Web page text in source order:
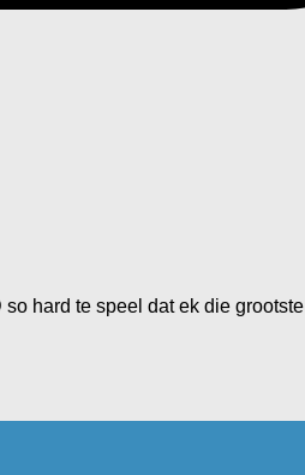
hard te speel dat ek die grootste